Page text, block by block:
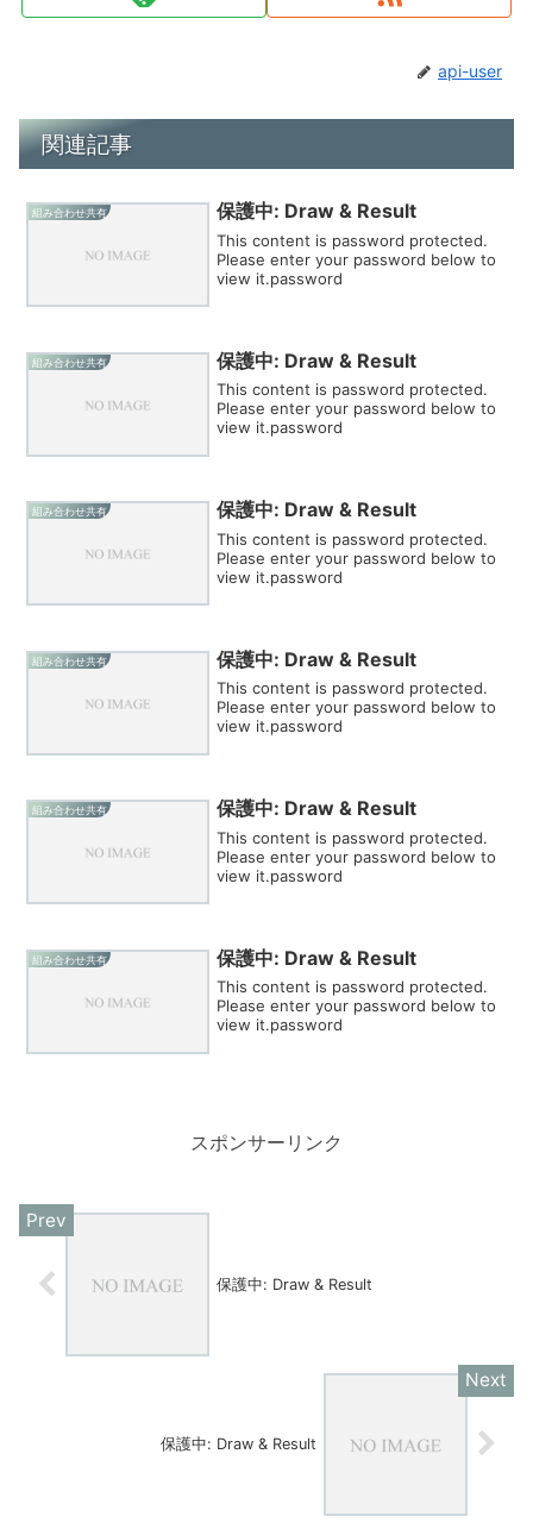
api-user
関連記事
組み合わせ共有 保護中: Draw & Result
This content is password protected.
Please enter your password below to
view it.password
組み合わせ共有 保護中: Draw & Result
This content is password protected.
Please enter your password below to
view it.password
組み合わせ共有 保護中: Draw & Result
This content is password protected.
Please enter your password below to
view it.password
組み合わせ共有 保護中: Draw & Result
This content is password protected.
Please enter your password below to
view it.password
組み合わせ共有 保護中: Draw & Result
This content is password protected.
Please enter your password below to
view it.password
組み合わせ共有 保護中: Draw & Result
This content is password protected.
Please enter your password below to
view it.password
スポンサーリンク
保護中: Draw & Result
保護中: Draw & Result